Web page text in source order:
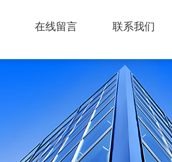
在线留言 联系我们